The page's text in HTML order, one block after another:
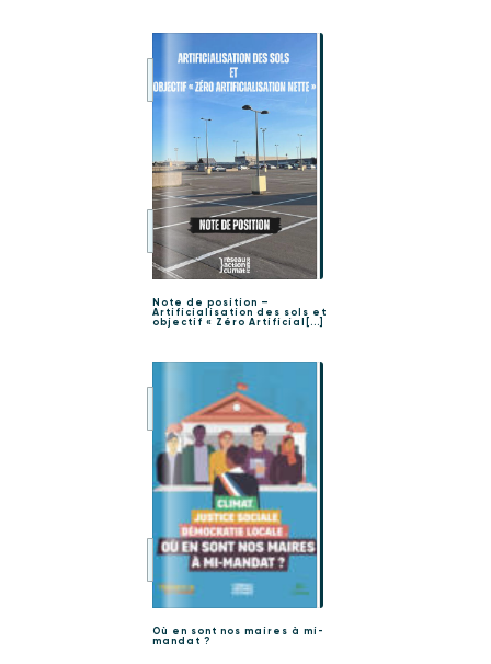
Note de position –
Artificialisation des sols et
objectif « Zéro Artificial[...]
Où en sont nos maires à mi-
mandat ?